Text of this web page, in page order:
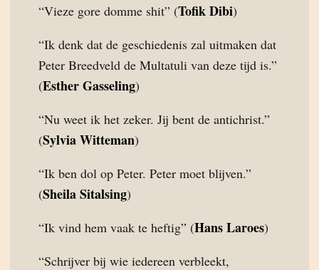
“Vieze gore domme shit” (Tofik Dibi)
“Ik denk dat de geschiedenis zal uitmaken dat
Peter Breedveld de Multatuli van deze tijd is.”
(Esther Gasseling)
“Nu weet ik het zeker. Jij bent de antichrist.”
(Sylvia Witteman)
“Ik ben dol op Peter. Peter moet blijven.”
(Sheila Sitalsing)
“Ik vind hem vaak te heftig” (Hans Laroes)
“Schrijver bij wie iedereen verbleekt,